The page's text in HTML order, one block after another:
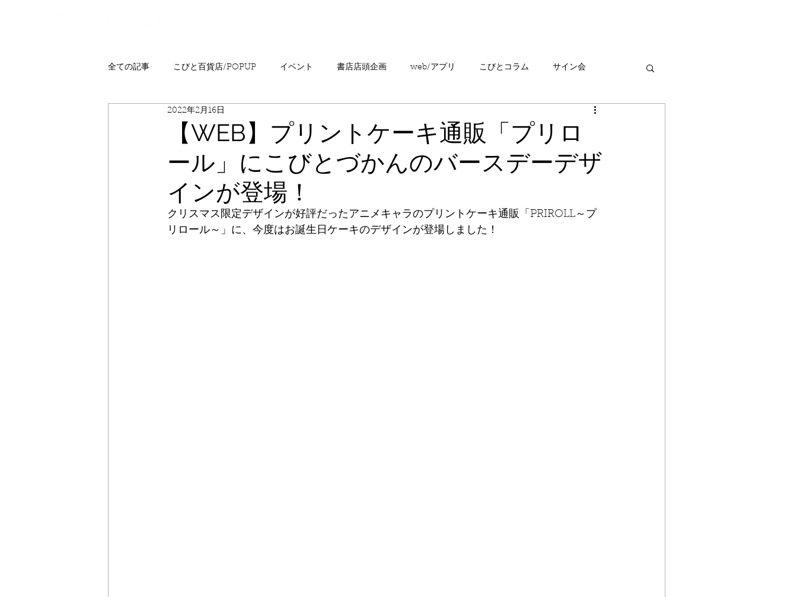
全ての記事 こびと百貨店/POPUP イベント 書店店頭企画 web/アプリ こびとコラム サイン会
プレゼント ニュース
こびとはくぶつかん FAQ こびとづかんの町つるぎ
【WEB】プリントケーキ通販「プリロ
ール」にこびとづかんのバースデーデザ
インが登場！
2022年2月16日
クリスマス限定デザインが好評だったアニメキャラのプリントケーキ通販「PRIROLL～プ
リロール～」に、今度はお誕生日ケーキのデザインが登場しました！